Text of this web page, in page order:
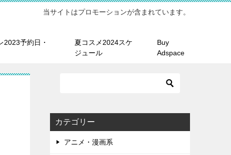
当サイトはプロモーションが含まれています。
2023予約日・
夏コスメ2024スケ
ジュール
Buy
Adspace
カテゴリー
アニメ・漫画系